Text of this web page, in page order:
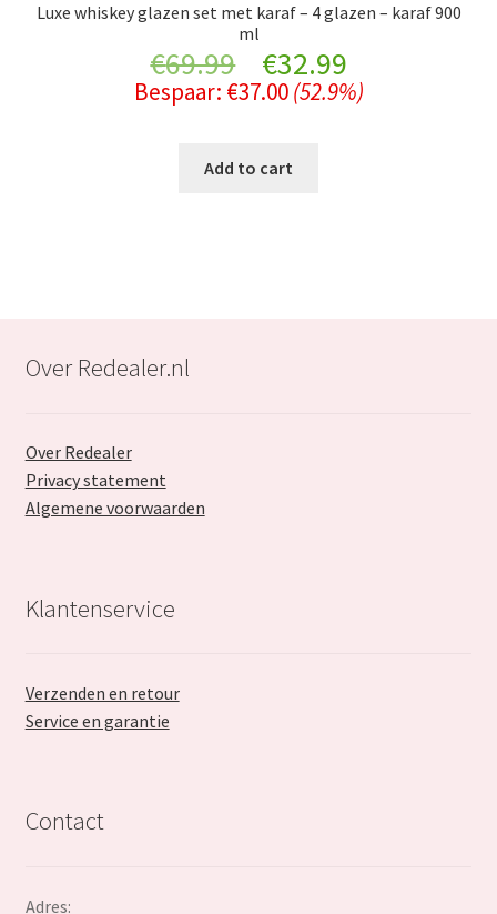
Luxe whiskey glazen set met karaf – 4 glazen – karaf 900
ml
€69.99
Original
price
was:
€32.99Current
price
Bespaar: €37.00 (52.9%)
Add to cart
Over Redealer.nl
Over Redealer
Privacy statement
Algemene voorwaarden
Klantenservice
Verzenden en retour
Service en garantie
Contact
Adres: